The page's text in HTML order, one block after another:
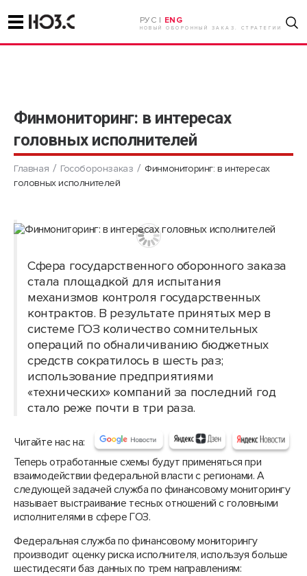
РУС | ENG
НОВЫЙ ОБОРОННЫЙ ЗАКАЗ. СТРАТЕГИИ
Финмониторинг: в интересах
головных исполнителей
Главная Гособоронзаказ
Финмониторинг: в интересах
головных исполнителей
Сфера государственного оборонного заказа
стала площадкой для испытания
механизмов контроля государственных
контрактов. В результате принятых мер в
системе ГОЗ количество сомнительных
операций по обналичиванию бюджетных
средств сократилось в шесть раз;
использование предприятиями
«технических» компаний за последний год
стало реже почти в три раза.
Читайте нас на:
Теперь отработанные схемы будут применяться при
взаимодействии федеральной власти с регионами. А
следующей задачей служба по финансовому мониторингу
называет выстраивание тесных отношений с головными
исполнителями в сфере ГОЗ.
Федеральная служба по финансовому мониторингу
производит оценку риска исполнителя, используя больше
шестидесяти баз данных по трем направлениям: